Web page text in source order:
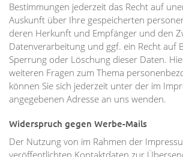
Bestimmungen jederzeit das Recht auf
Auskunft über Ihre gespeicherten
deren Herkunft und Empfänger und den
Datenverarbeitung und ggf. ein Recht auf
Sperrung oder Löschung dieser Daten.
weiteren Fragen zum Thema
können Sie sich jederzeit unter der im
angegebenen Adresse an uns wenden.
Widerspruch gegen Werbe-Mails
Der Nutzung von im Rahmen der
veröffentlichten Kontaktdaten zur